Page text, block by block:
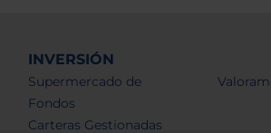
INVERSIÓN
Supermercado de
Fondos
Carteras Gestionadas